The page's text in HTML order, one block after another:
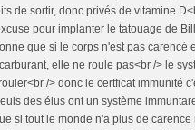
de sortir, donc privés de vitamine
pour implanter le tatouage de
que si le corps n'est pas carencé
elle ne roule pas<br /> le
/> donc le certficat immunité
des élus ont un système
si tout le monde n'a plus de